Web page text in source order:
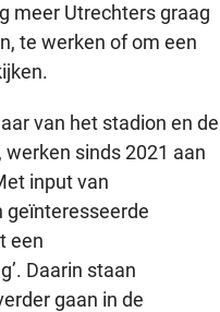
meer Utrechters graag
te werken of om een
van het stadion en de
sinds 2021 aan
input van
geïnteresseerde
een
Daarin staan
gaan in de